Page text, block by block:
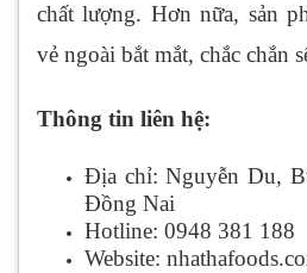
chất lượng. Hơn nữa, sản
vẻ ngoài bắt mắt, chắc chắn
Thông tin liên hệ:
Địa chỉ: Nguyễn Du,
Đồng Nai
Hotline: 0948 381 188
Website: